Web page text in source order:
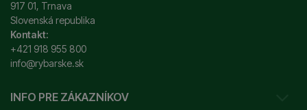
917 01, Trnava
Slovenská republika
Kontakt:
+421 918 955 800
info@rybarske.sk
INFO PRE ZÁKAZNÍKOV